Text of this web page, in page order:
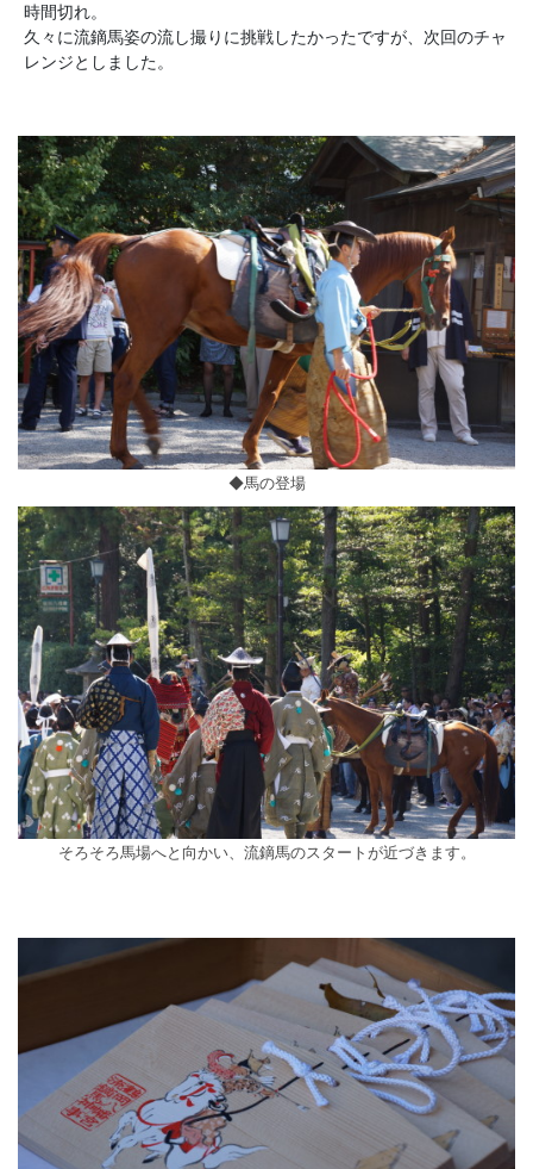
時間切れ。
久々に流鏑馬姿の流し撮りに挑戦したかったですが、次回のチャ
レンジとしました。
◆馬の登場
そろそろ馬場へと向かい、流鏑馬のスタートが近づきます。